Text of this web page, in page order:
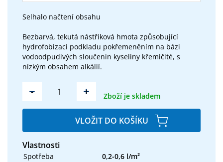
Selhalo načtení obsahu
Bezbarvá, tekutá nástřiková hmota způsobující
hydrofobizaci podkladu pokřemeněním na bázi
vodoodpudivých sloučenin kyseliny křemičité, s
nízkým obsahem alkálií.
- + Zboží je skladem
VLOŽIT DO KOŠÍKU
Vlastnosti
Spotřeba
0,2-0,6 l/m²